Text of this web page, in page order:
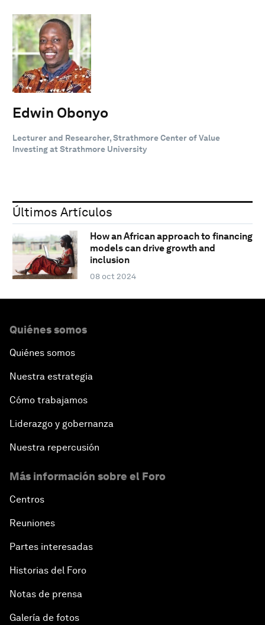
Edwin Obonyo
Lecturer and Researcher, Strathmore Center of Value
Investing at Strathmore University
Últimos Artículos
How an African approach to financing
models can drive growth and
inclusion
08 oct 2024
Quiénes somos
Quiénes somos
Nuestra estrategia
Cómo trabajamos
Liderazgo y gobernanza
Nuestra repercusión
Más información sobre el Foro
Centros
Reuniones
Partes interesadas
Historias del Foro
Notas de prensa
Galería de fotos